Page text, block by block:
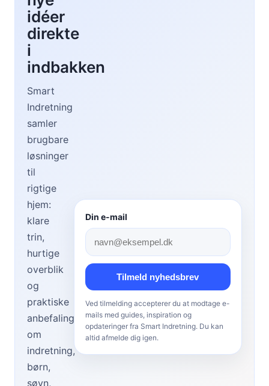
r
e
v
e
s
e
e
ø
j
n
idéer
direkte
i
indbakken
Smart
Indretning
samler
brugbare
løsninger
til
rigtige
hjem:
klare
trin,
hurtige
overblik
og
praktiske
anbefalinger
om
indretning,
børn,
søvn,
Din e-mail
Tilmeld nyhedsbrev
Ved tilmelding accepterer du at modtage e-
mails med guides, inspiration og
opdateringer fra Smart Indretning. Du kan
altid afmelde dig igen.